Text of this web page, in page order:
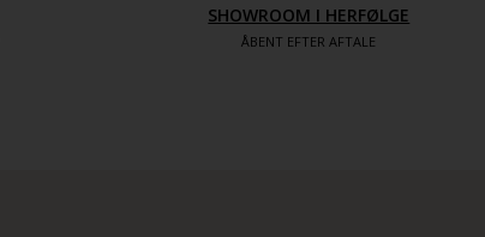
SHOWROOM I HERFØLGE
ÅBENT EFTER AFTALE